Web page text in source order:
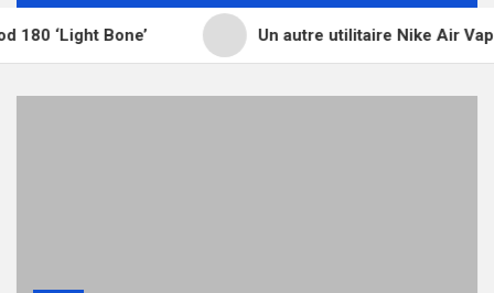
‘Light Bone’ Un autre utilitaire Nike Air